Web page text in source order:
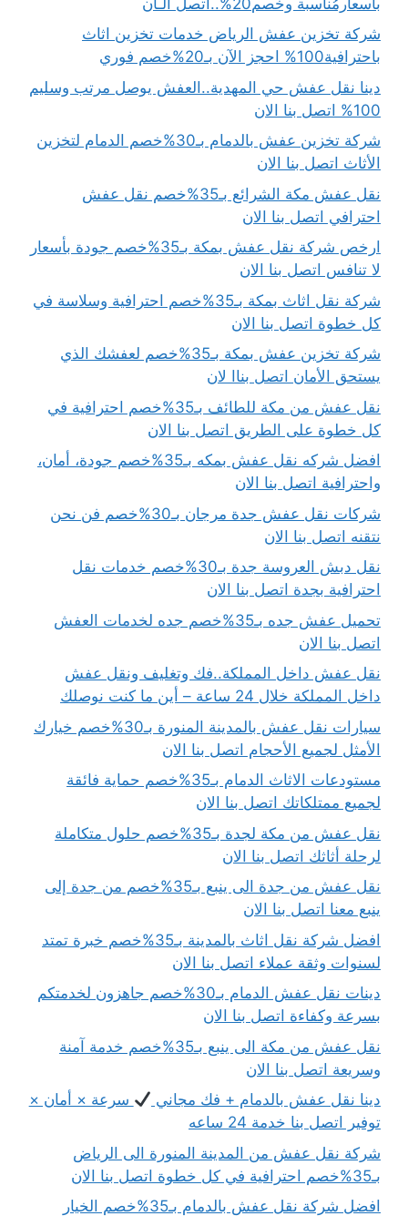
شركة تخزين عفش الرياض خدمات تخزين اثاث
باحترافية100% احجز الآن بـ20%خصم فوري
دينا نقل عفش حي المهدية..العفش يوصل مرتب وسليم
100% اتصل بنا الان
شركة تخزين عفش بالدمام بـ30%خصم الدمام لتخزين
الأثاث اتصل بنا الان
نقل عفش مكة الشرائع بـ35%خصم نقل عفش
احترافي اتصل بنا الان
ارخص شركة نقل عفش بمكة بـ35%خصم جودة بأسعار
لا تنافس اتصل بنا الان
شركة نقل اثاث بمكة بـ35%خصم احترافية وسلاسة في
كل خطوة اتصل بنا الان
شركة تخزين عفش بمكة بـ35%خصم لعفشك الذي
يستحق الأمان اتصل بناا لان
نقل عفش من مكة للطائف بـ35%خصم احترافية في
كل خطوة على الطريق اتصل بنا الان
افضل شركه نقل عفش بمكه بـ35%خصم جودة، أمان،
واحترافية اتصل بنا الان
شركات نقل عفش جدة مرجان بـ30%خصم فن نحن
نتقنه اتصل بنا الان
نقل دبش العروسة جدة بـ30%خصم خدمات نقل
احترافية بجدة اتصل بنا الان
تحميل عفش جده بـ35%خصم جده لخدمات العفش
اتصل بنا الان
نقل عفش داخل المملكة..فك وتغليف ونقل عفش
داخل المملكة خلال 24 ساعة – أين ما كنت نوصلك
سيارات نقل عفش بالمدينة المنورة بـ30%خصم خيارك
الأمثل لجميع الأحجام اتصل بنا الان
مستودعات الاثاث الدمام بـ35%خصم حماية فائقة
لجميع ممتلكاتك اتصل بنا الان
نقل عفش من مكة لجدة بـ35%خصم حلول متكاملة
لرحلة أثاثك اتصل بنا الان
نقل عفش من جدة الى ينبع بـ35%خصم من جدة إلى
ينبع معنا اتصل بنا الان
افضل شركة نقل اثاث بالمدينة بـ35%خصم خبرة تمتد
لسنوات وثقة عملاء اتصل بنا الان
دينات نقل عفش الدمام بـ30%خصم جاهزون لخدمتكم
بسرعة وكفاءة اتصل بنا الان
نقل عفش من مكة الى ينبع بـ35%خصم خدمة آمنة
وسريعة اتصل بنا الان
دينا نقل عفش بالدمام + فك مجاني
سرعة × أمان ×
توفير اتصل بنا خدمة 24 ساعه
شركة نقل عفش من المدينة المنورة الى الرياض
بـ35%خصم احترافية في كل خطوة اتصل بنا الان
افضل شركة نقل عفش بالدمام بـ35%خصم الخيار